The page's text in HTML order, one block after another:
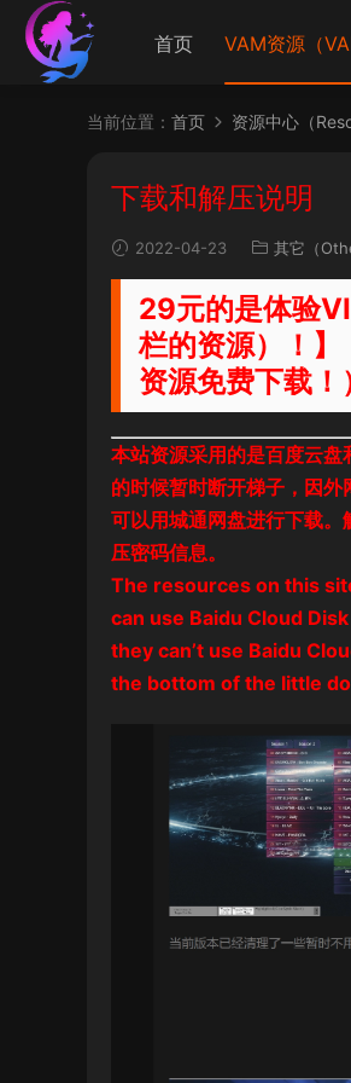
首页 VAM资源（
当前位置： 首页 资源中心（
下载和解压说明
2022-04-23 其它（
29元的是体验
栏的资源）！
资源免费下载！
本站资源采用的是百度云
的时候暂时断开梯子，因
可以用城通网盘进行下载
压密码信息。
The resources on this
can use Baidu Cloud
they can’t use Baidu
the bottom of the little